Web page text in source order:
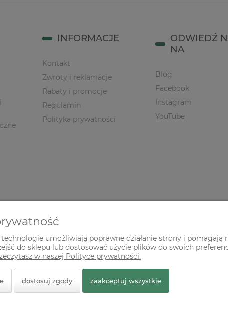
INFORMACJE
Kontakt
Zwroty i reklamacje
Rabaty i promocje
Regulamin
Polityka prywatności
ODWIEDŹ
NA
Blog
Facebook
Instagram
YouTube
Wszelkie prawa zastrzeżone.
umożliwiają poprawne działanie strony i
do sklepu lub dostosować użycie plików do swoich
w naszej Polityce prywatności.
dostosuj zgody zaakceptuj wszystkie